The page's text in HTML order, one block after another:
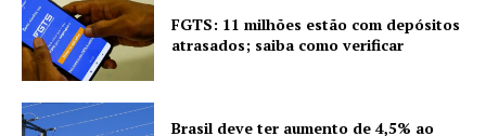
FGTS: 11 milhões estão com depósitos
atrasados; saiba como verificar
Brasil deve ter aumento de 4,5% ao